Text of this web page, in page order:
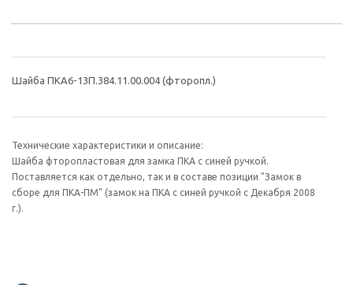
Шайба ПКА6-13П.384.11.00.004 (фторопл.)
Технические характеристики и описание:
Шайба фторопластовая для замка ПКА с синей ручкой.
Поставляется как отдельно, так и в составе позиции "Замок в
сборе для ПКА-ПМ" (замок на ПКА с синей ручкой с Декабря 2008
г.).